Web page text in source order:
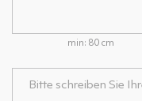
min: 80 cm